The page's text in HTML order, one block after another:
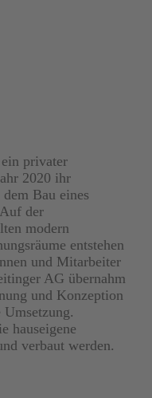
privater
2020 ihr
Bau eines
der
modern
entstehen
und Mitarbeiter
AG übernahm
und Konzeption
hauseigene
verbaut werden.